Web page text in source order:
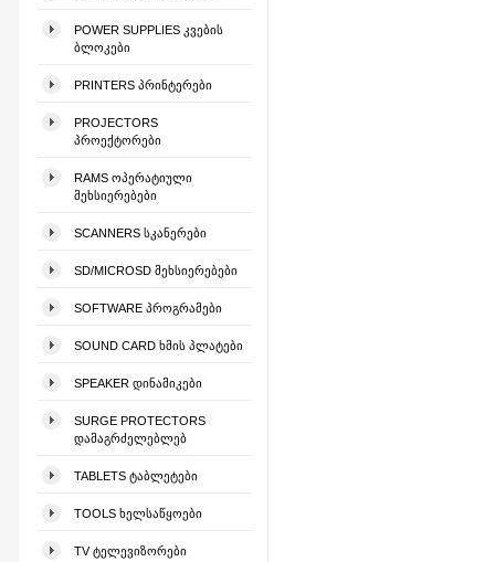
POWER SUPPLIES ᲙᲕᲔᲑᲘᲡ
ᲑᲚᲝᲙᲔᲑᲘ
PRINTERS ᲞᲠᲘᲜᲢᲔᲠᲔᲑᲘ
PROJECTORS
ᲞᲠᲝᲔᲥᲢᲝᲠᲔᲑᲘ
RAMS ᲝᲞᲔᲠᲐᲢᲘᲣᲚᲘ
ᲛᲔᲮᲡᲘᲔᲠᲔᲑᲔᲑᲘ
SCANNERS ᲡᲙᲐᲜᲔᲠᲔᲑᲘ
SD/MICROSD ᲛᲔᲮᲡᲘᲔᲠᲔᲑᲔᲑᲘ
SOFTWARE ᲞᲠᲝᲒᲠᲐᲛᲔᲑᲘ
SOUND CARD ᲮᲛᲘᲡ ᲞᲚᲐᲢᲔᲑᲘ
SPEAKER ᲓᲘᲜᲐᲛᲘᲙᲔᲑᲘ
SURGE PROTECTORS
ᲓᲐᲛᲐᲒᲠᲫᲔᲚᲔᲑᲚᲔᲑ
TABLETS ᲢᲐᲑᲚᲔᲢᲔᲑᲘ
TOOLS ᲮᲔᲚᲡᲐᲬᲧᲝᲔᲑᲘ
TV ᲢᲔᲚᲔᲕᲘᲖᲝᲠᲔᲑᲘ